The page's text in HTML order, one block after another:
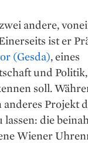
andere,
ist er
(­Gesda), eines
und
soll.
Projekt
die
Wiener